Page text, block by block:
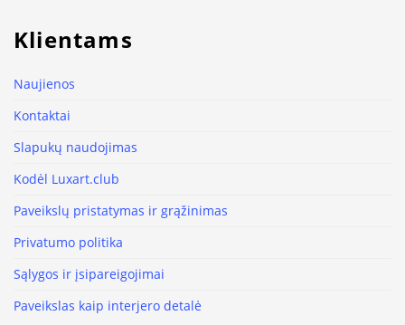
Klientams
Naujienos
Kontaktai
Slapukų naudojimas
Kodėl Luxart.club
Paveikslų pristatymas ir grąžinimas
Privatumo politika
Sąlygos ir įsipareigojimai
Paveikslas kaip interjero detalė